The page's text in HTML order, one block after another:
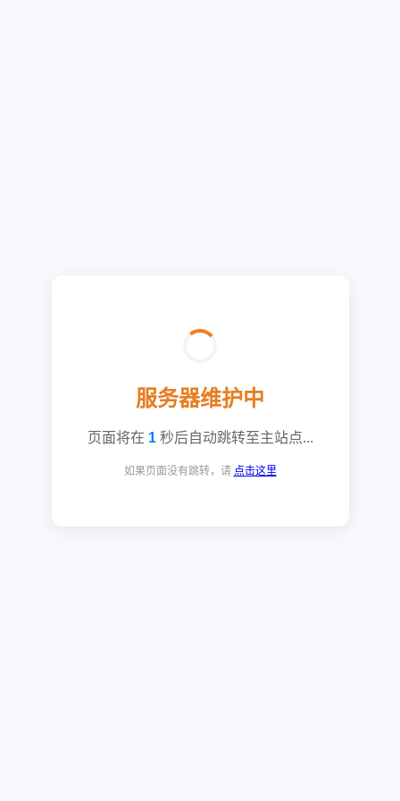
服务器维护中
页面将在 1秒后自动跳转至主站点...
如果页面没有跳转，请 点击这里